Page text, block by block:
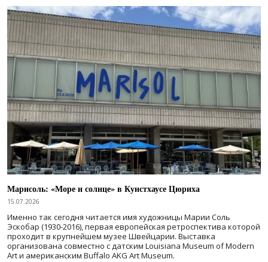
Марисоль: «Море и солнце» в Кунстхаусе Цюриха
15.07.2026
Именно так сегодня читается имя художницы Марии Соль
Эскобар (1930-2016), первая европейская ретроспектива которой
проходит в крупнейшем музее Швейцарии. Выставка
организована совместно с датским Louisiana Museum of Modern
Art и американским Buffalo AKG Art Museum.